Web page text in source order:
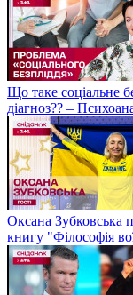
Що таке соціальне
діагноз?? –
Оксана Зубковська
книгу "Філософія